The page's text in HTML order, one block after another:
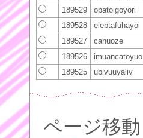
189529
opatoigoyori
189528
elebtafuhayoi
189527
cahuoze
189526
imuancatoyuo
189525
ubivuuyaliv
ページ移動